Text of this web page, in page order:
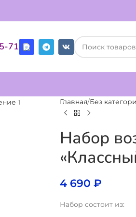
71
Главная Без
Набор
4 690₽
Набор состоит из: